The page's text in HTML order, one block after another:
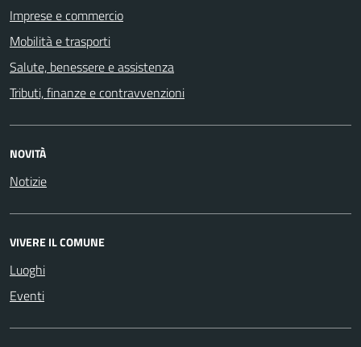
Imprese e commercio
Mobilità e trasporti
Salute, benessere e assistenza
Tributi, finanze e contravvenzioni
NOVITÀ
Notizie
VIVERE IL COMUNE
Luoghi
Eventi